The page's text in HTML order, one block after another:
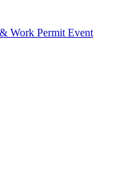
Work Permit Event